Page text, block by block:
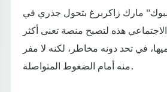
مارك زاكربرغ بتحول جذري في
هذه لتصبح منصة تعنى أكثر
في تحد دونه مخاطر، لكنه لا مفر
منه أمام الضغوط المتواصلة.